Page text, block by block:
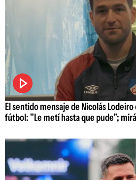
El sentido mensaje de Nicolás
fútbol: "Le metí hasta que pude";